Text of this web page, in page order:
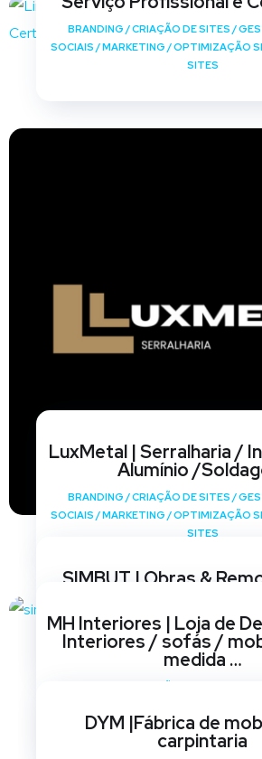
BRANDING /CRIAÇÃO DE SITES /
SOCIAIS /MARKETING /OPTIMIZAÇÃO
SITES
LuxMetal | Serralharia /
Alumínio /
BRANDING /CRIAÇÃO DE SITES /
SOCIAIS /MARKETING /OPTIMIZAÇÃO
SITES
SIMBUT | Obras &
SOCIAIS /MARKETING OPTIMIZAÇÃO
SITES
MH Interiores | Loja de
Interiores / sofás /
medida …
SITES
DYM |Fábrica de
carpintaria